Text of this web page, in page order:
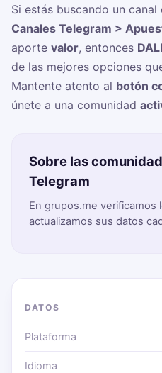
Si estás buscando un canal
Canales Telegram >
aporte valor, entonces
de las mejores opciones
Mantente atento al botón
únete a una comunidad
Sobre las
Telegram
En grupos.me verificamos
actualizamos sus datos
DATOS
Plataforma
Idioma